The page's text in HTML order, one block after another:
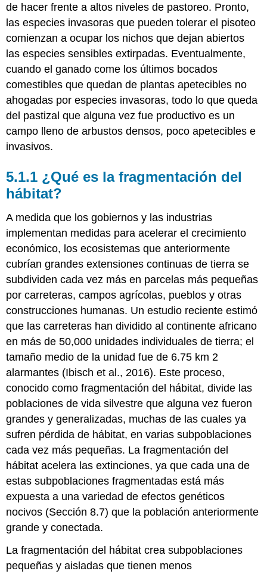
de hacer frente a altos niveles de pastoreo. Pronto,
las especies invasoras que pueden tolerar el pisoteo
comienzan a ocupar los nichos que dejan abiertos
las especies sensibles extirpadas. Eventualmente,
cuando el ganado come los últimos bocados
comestibles que quedan de plantas apetecibles no
ahogadas por especies invasoras, todo lo que queda
del pastizal que alguna vez fue productivo es un
campo lleno de arbustos densos, poco apetecibles e
invasivos.
5.1.1 ¿Qué es la fragmentación del
hábitat?
A medida que los gobiernos y las industrias
implementan medidas para acelerar el crecimiento
económico, los ecosistemas que anteriormente
cubrían grandes extensiones continuas de tierra se
subdividen cada vez más en parcelas más pequeñas
por carreteras, campos agrícolas, pueblos y otras
construcciones humanas. Un estudio reciente estimó
que las carreteras han dividido al continente africano
en más de 50,000 unidades individuales de tierra; el
tamaño medio de la unidad fue de 6.75 km 2
alarmantes (Ibisch et al., 2016). Este proceso,
conocido como fragmentación del hábitat, divide las
poblaciones de vida silvestre que alguna vez fueron
grandes y generalizadas, muchas de las cuales ya
sufren pérdida de hábitat, en varias subpoblaciones
cada vez más pequeñas. La fragmentación del
hábitat acelera las extinciones, ya que cada una de
estas subpoblaciones fragmentadas está más
expuesta a una variedad de efectos genéticos
nocivos (Sección 8.7) que la población anteriormente
grande y conectada.
La fragmentación del hábitat crea subpoblaciones
pequeñas y aisladas que tienen menos